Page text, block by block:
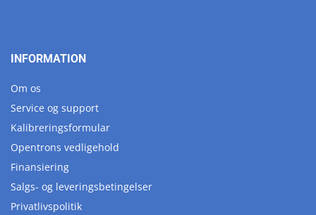
INFORMATION
Om os
Service og support
Kalibreringsformular
Opentrons vedligehold
Finansiering
Salgs- og leveringsbetingelser
Privatlivspolitik